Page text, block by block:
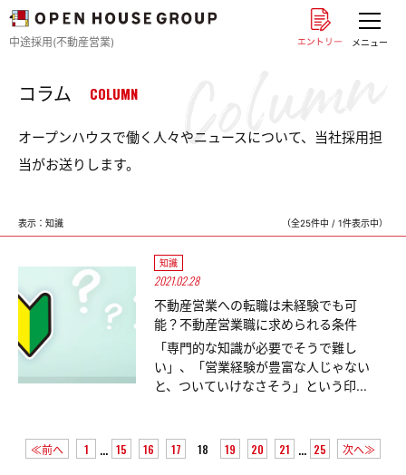
中途採用(不動産営業) メニュー
コラム COLUMN
オープンハウスで働く人々やニュースについて、当社採用担
当がお送りします。
表示：知識 （全25件中 / 1件表示中）
知識
2021.02.28
不動産営業への転職は未経験でも可
能？不動産営業職に求められる条件
「専門的な知識が必要でそうで難し
い」、「営業経験が豊富な人じゃない
と、ついていけなさそう」という印...
≪前へ 1 ... 15 16 17 18 19 20 21 ... 25 次へ≫